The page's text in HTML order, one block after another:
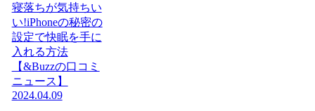
寝落ちが気持ちい
い!iPhoneの秘密の
設定で快眠を手に
入れる方法
【&Buzzの口コミ
ニュース】
2024.04.09